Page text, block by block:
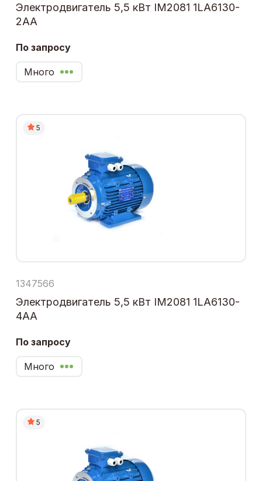
Электродвигатель 5,5 кВт IM2081 1LA6130-
2AA
По запросу
Много
5
1347566
Электродвигатель 5,5 кВт IM2081 1LA6130-
4AA
По запросу
Много
5